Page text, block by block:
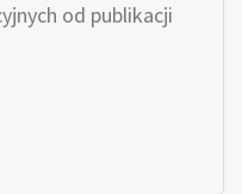
od publikacji